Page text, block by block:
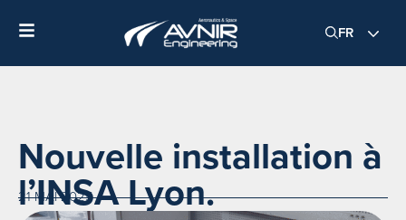
FR
Nouvelle installation à
l’INSA Lyon.
21 MAI 2025